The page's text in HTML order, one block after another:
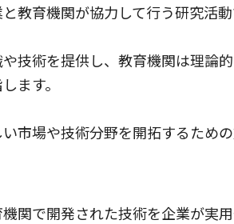
教育機関が協力して行う研究活動
技術を提供し、教育機関は理論
ます。
市場や技術分野を開拓するための
関で開発された技術を企業が実